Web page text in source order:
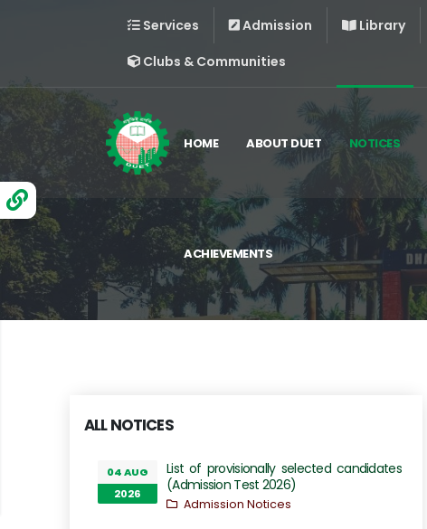
Services Admission Library
Clubs & Communities
HOME ABOUT DUET NOTICES
ACHIEVEMENTS
ALL NOTICES
04 AUG
2026
List of provisionally selected candidates
(Admission Test 2026)
Admission Notices